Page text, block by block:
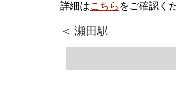
詳細はこちら をご確認く
＜ 瀬田駅